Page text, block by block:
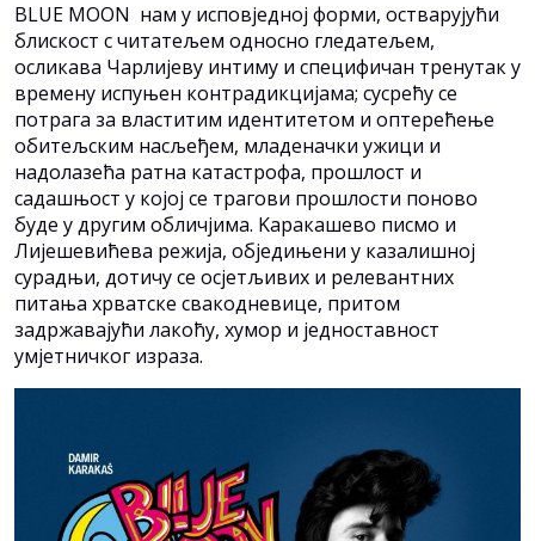
BLUE MOON нам у исповједној форми, остварујући
блискост с читатељем односно гледатељем,
осликава Чарлијеву интиму и специфичан тренутак у
времену испуњен контрадикцијама; сусрећу се
потрага за властитим идентитетом и оптерећење
обитељским насљеђем, младеначки ужици и
надолазећа ратна катастрофа, прошлост и
садашњост у којој се трагови прошлости поново
буде у другим обличјима. Kаракашево писмо и
Лијешевићева режија, обједињени у казалишној
сурадњи, дотичу се осјетљивих и релевантних
питања хрватске свакодневице, притом
задржавајући лакоћу, хумор и једноставност
умјетничког израза.